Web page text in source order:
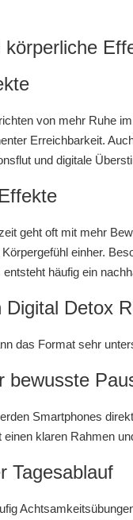
körperliche
von mehr Ruhe
Erreichbarkeit.
und digitale
geht oft mit mehr
einher.
häufig ein
Digital Detox
das Format sehr
bewusste
Smartphones
klaren Rahmen
Tagesablauf